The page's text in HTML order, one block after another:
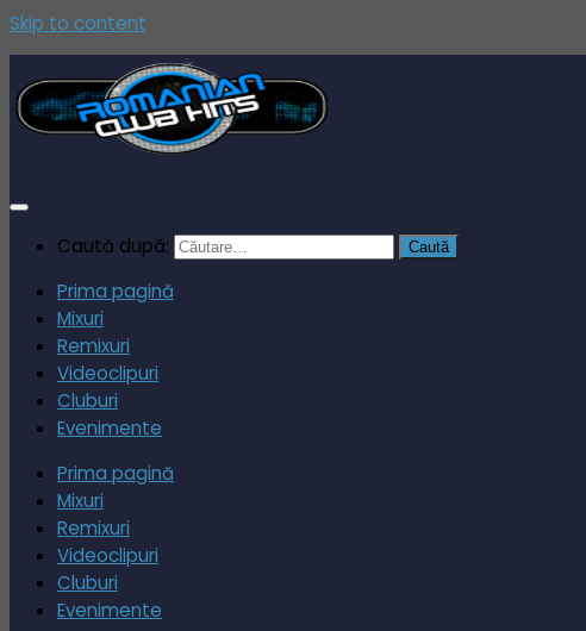
Skip to content
Caută după:
Prima pagină
Mixuri
Remixuri
Videoclipuri
Cluburi
Evenimente
Prima pagină
Mixuri
Remixuri
Videoclipuri
Cluburi
Evenimente